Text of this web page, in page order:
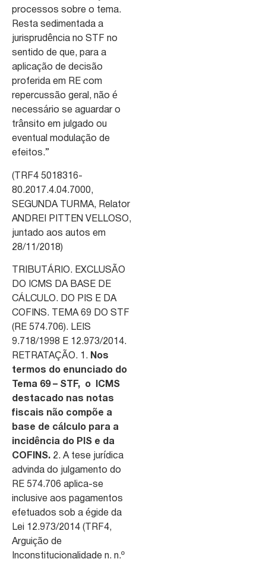
processos sobre o tema.
Resta sedimentada a
jurisprudência no STF no
sentido de que, para a
aplicação de decisão
proferida em RE com
repercussão geral, não é
necessário se aguardar o
trânsito em julgado ou
eventual modulação de
efeitos.”
(TRF4 5018316-
80.2017.4.04.7000,
SEGUNDA TURMA, Relator
ANDREI PITTEN VELLOSO,
juntado aos autos em
28/11/2018)
TRIBUTÁRIO. EXCLUSÃO
DO ICMS DA BASE DE
CÁLCULO. DO PIS E DA
COFINS. TEMA 69 DO STF
(RE 574.706). LEIS
9.718/1998 E 12.973/2014.
RETRATAÇÃO. 1. Nos
termos do enunciado do
Tema 69 – STF, o ICMS
destacado nas notas
fiscais não compõe a
base de cálculo para a
incidência do PIS e da
COFINS. 2. A tese jurídica
advinda do julgamento do
RE 574.706 aplica-se
inclusive aos pagamentos
efetuados sob a égide da
Lei 12.973/2014 (TRF4,
Arguição de
Inconstitucionalidade n. n.º